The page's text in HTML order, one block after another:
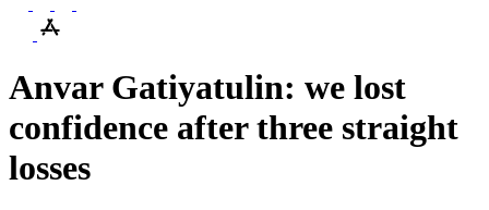
Anvar Gatiyatulin: we lost
confidence after three straight
losses